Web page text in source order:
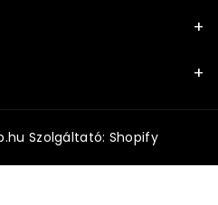
Szolgáltató: Shopify
F